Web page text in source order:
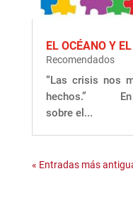
EL OCÉANO Y
Recomendados
“Las crisis nos
hechos.” En
sobre el...
« Entradas más